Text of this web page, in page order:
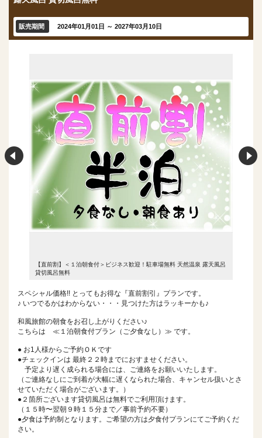
販売期間 2024年01月01日 ～ 2027年03月10日
【直前割】＜１泊朝食付＞ビジネス歓迎！駐車場無料 天然温泉 露天風呂
貸切風呂無料
スペシャル価格!! とってもお得な『直前割引』プランです。
♪ いつでるかはわからない・・・見つけた方はラッキーかも♪
和風旅館の朝食をお召し上がりください♪
こちらは ≪１泊朝食付プラン（ご夕食なし）≫ です。
● お1人様からご予約ＯＫです
●チェックインは 最終２２時までにおすませください。
予定より遅く成られる場合には、ご連絡をお願いいたします。
（ご連絡なしにご到着が大幅に遅くなられた場合、キャンセル扱いとさ
せていただく場合がございます。）
●２箇所ございます貸切風呂は無料でご利用頂けます。
（１５時〜翌朝９時１５分まで／事前予約不要）
●夕食は予約制となります。ご希望の方は夕食付プランにてご予約くだ
さい。